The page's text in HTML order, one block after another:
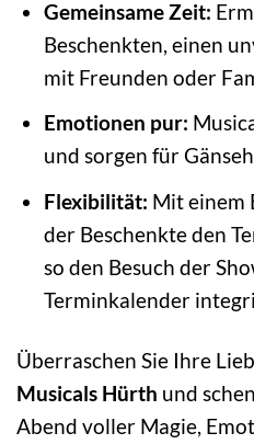
Gemeinsame Zeit:
Beschenkten, einen
mit Freunden oder
Emotionen pur:
und sorgen für
Flexibilität: Mit einem
der Beschenkte den
so den Besuch der
Terminkalender
Überraschen Sie Ihre
Musicals Hürth und
Abend voller Magie,